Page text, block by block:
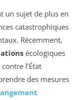
un sujet de plus en
catastrophiques
Récemment,
écologiques
l’État
des mesures